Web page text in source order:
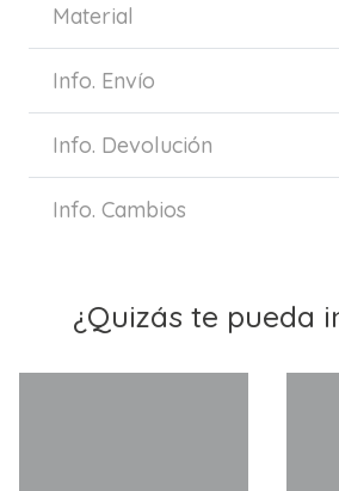
Material
Info. Envío
Info. Devolución
Info. Cambios
¿Quizás te pueda